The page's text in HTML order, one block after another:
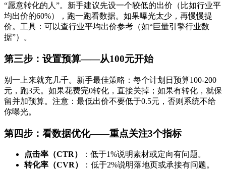
“愿意转化的人”。新手建议先设一个较低的出价（比如行业平
均出价的60%），跑一跑看数据。如果曝光太少，再慢慢提
价。工具：可以查行业平均出价参考（如“巨量引擎行业数
据”）。
第三步：设置预算——从100元开始
别一上来就充几千。新手最佳策略：每个计划日预算100-200
元，跑3天。如果花费完0转化，直接关掉；如果有转化，就保
留并加预算。注意：最低出价不要低于0.5元，否则系统不给
你曝光。
第四步：看数据优化——重点关注3个指标
点击率（CTR）
：低于1%说明素材或定向有问题。
转化率（CVR）
：低于2%说明落地页或承接有问题。